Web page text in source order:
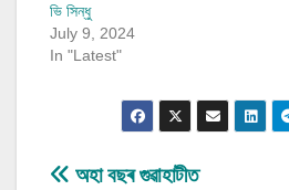
ভি সিন্ধু
July 9, 2024
In "Latest"
অহা বছৰ গুৱাহাটীত